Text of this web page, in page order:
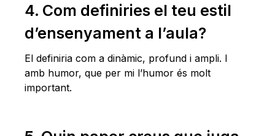
4. Com definiries el teu estil
d’ensenyament a l’aula?
El definiria com a dinàmic, profund i ampli. I
amb humor, que per mi l’humor és molt
important.